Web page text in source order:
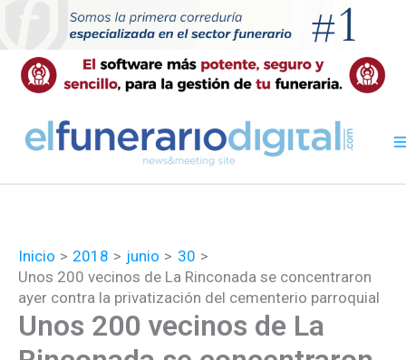
contenido
Inicio 2018 junio
30
Unos 200 vecinos de La Rinconada se concentraron
ayer contra la privatización del cementerio parroquial
Unos 200 vecinos de La